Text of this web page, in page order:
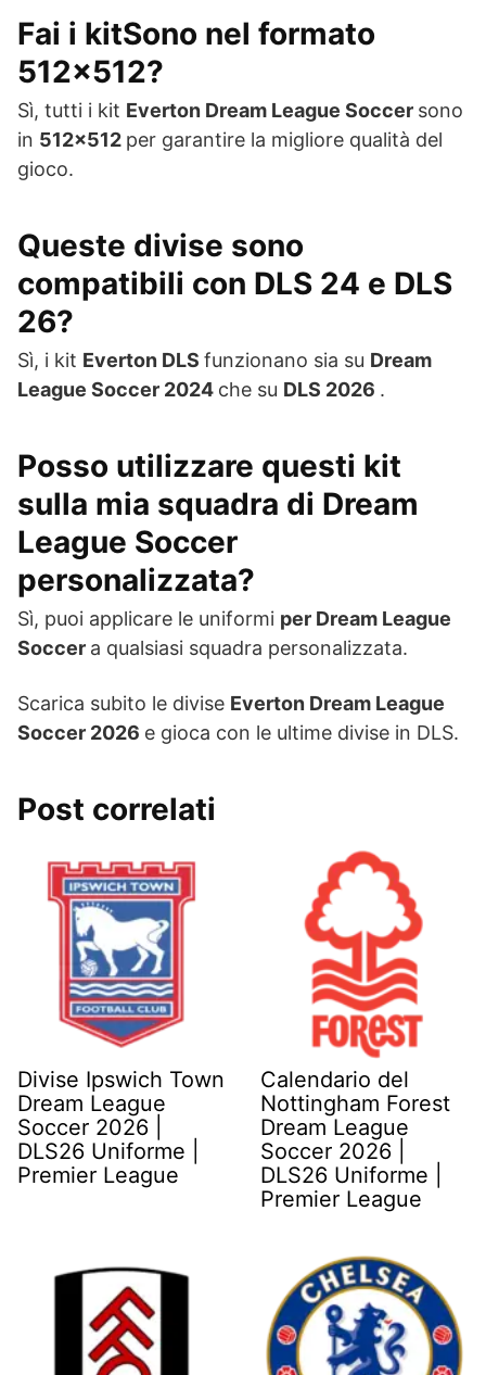
Fai i kitSono nel formato
512×512?
Sì, tutti i kit Everton Dream League Soccer sono
in 512×512 per garantire la migliore qualità del
gioco.
Queste divise sono
compatibili con DLS 24 e DLS
26?
Sì, i kit Everton DLS funzionano sia su Dream
League Soccer 2024 che su DLS 2026 .
Posso utilizzare questi kit
sulla mia squadra di Dream
League Soccer
personalizzata?
Sì, puoi applicare le uniformi per Dream League
Soccer a qualsiasi squadra personalizzata.
Scarica subito le divise Everton Dream League
Soccer 2026 e gioca con le ultime divise in DLS.
Post correlati
Divise Ipswich Town
Dream League
Soccer 2026 |
DLS26 Uniforme |
Premier League
Calendario del
Nottingham Forest
Dream League
Soccer 2026 |
DLS26 Uniforme |
Premier League